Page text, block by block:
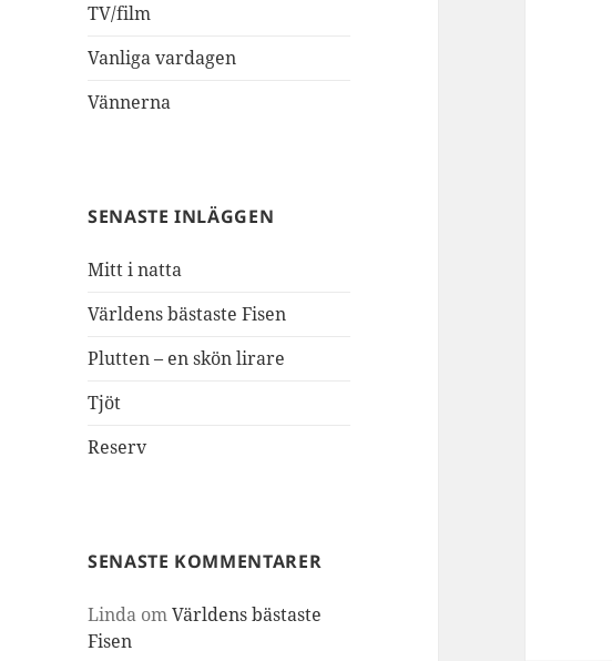
TV/film
Vanliga vardagen
Vännerna
SENASTE INLÄGGEN
Mitt i natta
Världens bästaste Fisen
Plutten – en skön lirare
Tjöt
Reserv
SENASTE KOMMENTARER
Linda omVärldens bästaste
Fisen